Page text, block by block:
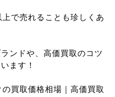
で売れることも珍しくあ
ンドや、高価買取のコツ
ます！
買取価格相場｜高価買取